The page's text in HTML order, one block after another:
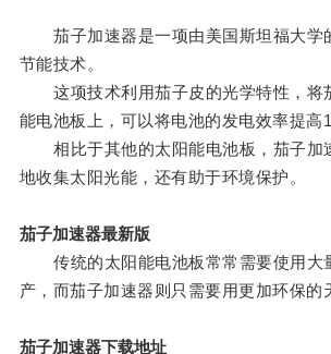
茄子加速器是一项由美国斯坦福大学
节能技术。
这项技术利用茄子皮的光学特性，将
能电池板上，可以将电池的发电效率提高
相比于其他的太阳能电池板，茄子加
地收集太阳光能，还有助于环境保护。
茄子加速器最新版
传统的太阳能电池板常常需要使用大
产，而茄子加速器则只需要用更加环保的
茄子加速器下载地址